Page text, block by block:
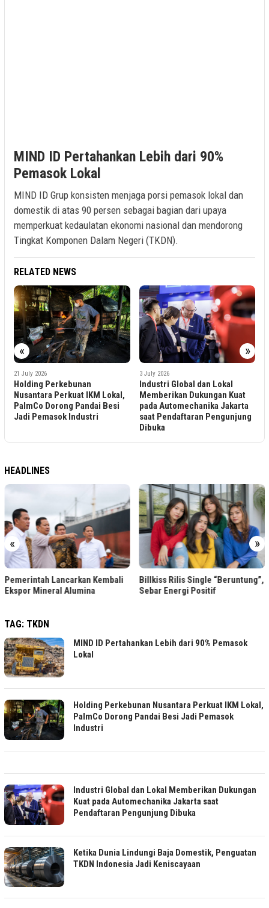
MIND ID Pertahankan Lebih dari 90%
Pemasok Lokal
MIND ID Grup konsisten menjaga porsi pemasok lokal dan
domestik di atas 90 persen sebagai bagian dari upaya
memperkuat kedaulatan ekonomi nasional dan mendorong
Tingkat Komponen Dalam Negeri (TKDN).
RELATED NEWS
« »
21 July 2026
Holding Perkebunan
Nusantara Perkuat IKM Lokal,
PalmCo Dorong Pandai Besi
Jadi Pemasok Industri
3 July 2026
Industri Global dan Lokal
Memberikan Dukungan Kuat
pada Automechanika Jakarta
saat Pendaftaran Pengunjung
Dibuka
HEADLINES
« »
Pemerintah Lancarkan Kembali
Ekspor Mineral Alumina
Billkiss Rilis Single “Beruntung”,
Sebar Energi Positif
TAG: TKDN
MIND ID Pertahankan Lebih dari 90% Pemasok
Lokal
Holding Perkebunan Nusantara Perkuat IKM Lokal,
PalmCo Dorong Pandai Besi Jadi Pemasok
Industri
Industri Global dan Lokal Memberikan Dukungan
Kuat pada Automechanika Jakarta saat
Pendaftaran Pengunjung Dibuka
Ketika Dunia Lindungi Baja Domestik, Penguatan
TKDN Indonesia Jadi Keniscayaan